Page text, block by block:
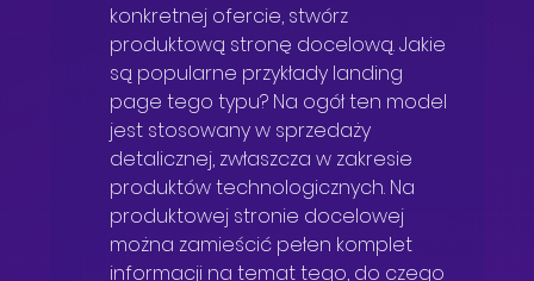
konkretnej ofercie, stwórz
produktową stronę docelową. Jakie
są popularne przykłady landing
page tego typu? Na ogół ten model
jest stosowany w sprzedaży
detalicznej, zwłaszcza w zakresie
produktów technologicznych. Na
produktowej stronie docelowej
można zamieścić pełen komplet
informacji na temat tego, do czego